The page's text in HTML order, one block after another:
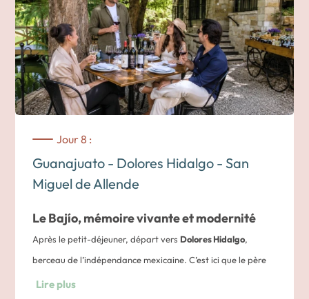
dans l’ex-hacienda del Cochero. En centre-ville, promenez-
vous dans le célèbreCallejón del Besoet explorez les ruelles
colorées, les places animées et les églises baroques qui
donnent à Guanajuato son atmosphère unique.
Jour 8 :
Guanajuato - Dolores Hidalgo - San
Miguel de Allende
Le Bajío, mémoire vivante et modernité
Après le petit-déjeuner, départ vers Dolores Hidalgo,
berceau de l’indépendance mexicaine. C’est ici que le père
Miguel Hidalgo lança, en 1810, le fameux
Lire plus